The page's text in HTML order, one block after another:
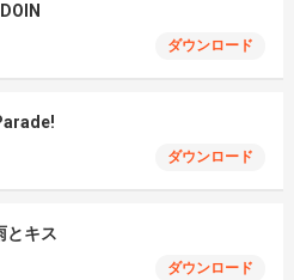
ダウンロード
ダウンロード
とキス
ダウンロード